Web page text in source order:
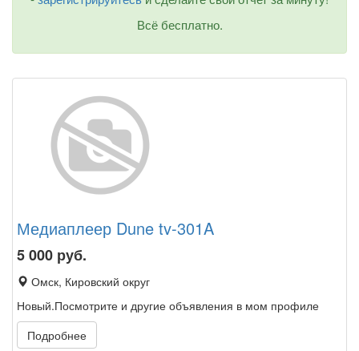
Всё бесплатно.
Медиаплеер Dune tv-301A
5 000 руб.
Омск, Кировский округ
Новый.Посмотрите и другие объявления в мом профиле
Подробнее